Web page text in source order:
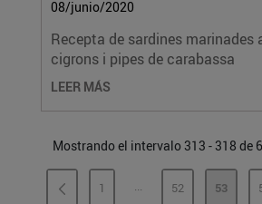
08/junio/2020
Recepta de sardines marinades
cigrons i pipes de carabassa
LEER MÁS
Mostrando el intervalo 313 - 318 de
PÁGINA
1 ...PÁGINASPÁGINA
52 PÁGINA
53